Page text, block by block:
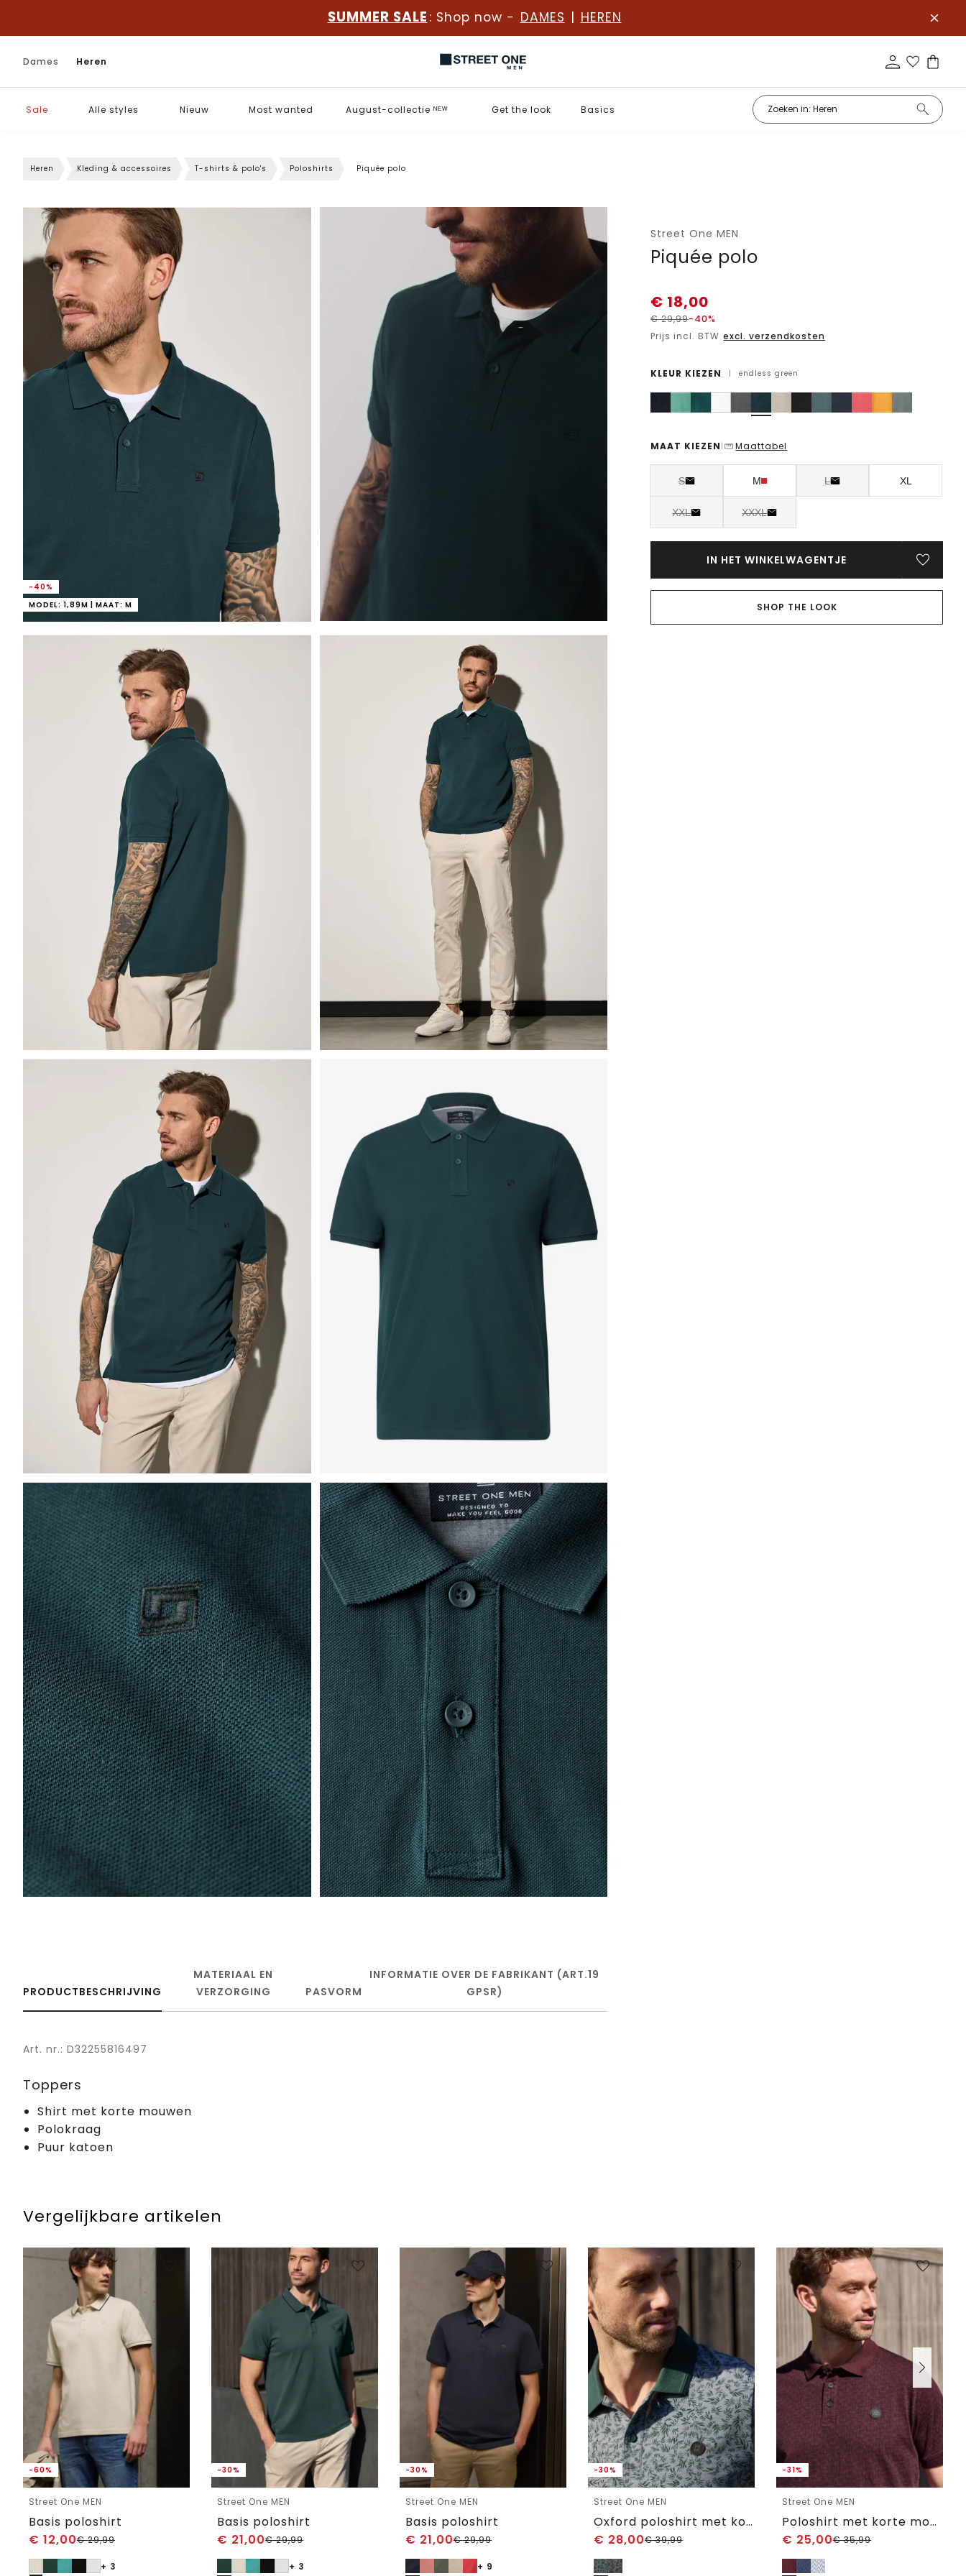
SUMMER SALE : Shop now - DAMES | HEREN
Dames Heren
Sale Alle styles Nieuw Most wanted August-collectie ᴺᴱᵂ Get the look Basics
Heren Kleding & accessoires T-shirts & polo's Poloshirts Piquée polo
-40%
MODEL: 1,89M | MAAT: M
Street One MEN
Piquée polo
€ 18,00
€29,99-40%
Prijs incl. BTW excl. verzendkosten
KLEUR KIEZEN | endless green
MAAT KIEZEN | Maattabel
S M L XL
XXL XXXL
IN HET WINKELWAGENTJE
SHOP THE LOOK
PRODUCTBESCHRIJVING
MATERIAAL EN
VERZORGING
PASVORM
INFORMATIE OVER DE FABRIKANT (ART.19
GPSR)
Art. nr.: D32255816497
Toppers
Shirt met korte mouwen
Polokraag
Puur katoen
Vergelijkbare artikelen
-60%
Street One MEN
Basis poloshirt
€ 12,00€29,99
+ 3
-30%
Street One MEN
Basis poloshirt
€ 21,00€29,99
+ 3
-30%
Street One MEN
Basis poloshirt
€ 21,00€29,99
+ 9
-30%
Street One MEN
Oxford poloshirt met korte mouwen en print
€ 28,00€39,99
-31%
Street One MEN
Poloshirt met korte mouwen en all-over print
€ 25,00€35,99